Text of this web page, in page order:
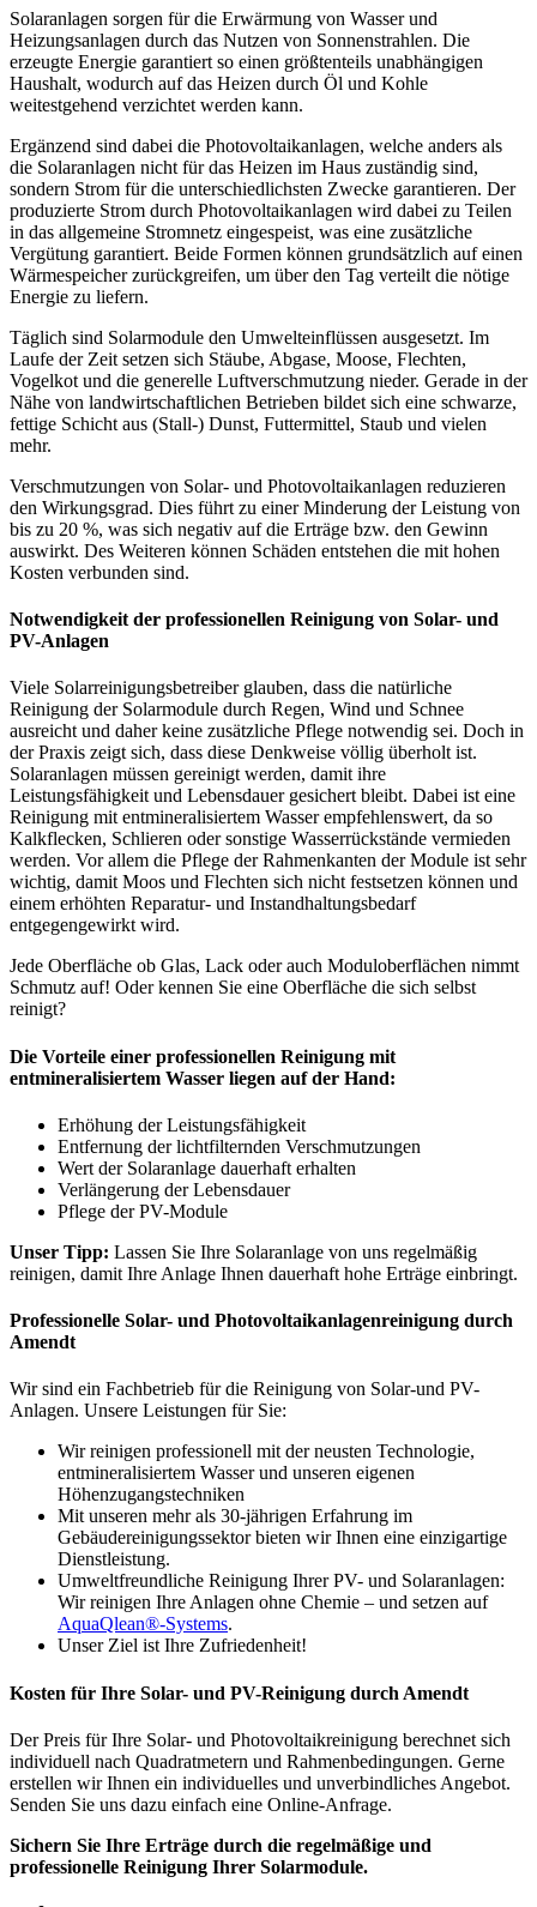
Solaranlagen sorgen für die Erwärmung von Wasser und
Heizungsanlagen durch das Nutzen von Sonnenstrahlen. Die
erzeugte Energie garantiert so einen größtenteils unabhängigen
Haushalt, wodurch auf das Heizen durch Öl und Kohle
weitestgehend verzichtet werden kann.
Ergänzend sind dabei die Photovoltaikanlagen, welche anders als
die Solaranlagen nicht für das Heizen im Haus zuständig sind,
sondern Strom für die unterschiedlichsten Zwecke garantieren. Der
produzierte Strom durch Photovoltaikanlagen wird dabei zu Teilen
in das allgemeine Stromnetz eingespeist, was eine zusätzliche
Vergütung garantiert. Beide Formen können grundsätzlich auf einen
Wärmespeicher zurückgreifen, um über den Tag verteilt die nötige
Energie zu liefern.
Täglich sind Solarmodule den Umwelteinflüssen ausgesetzt. Im
Laufe der Zeit setzen sich Stäube, Abgase, Moose, Flechten,
Vogelkot und die generelle Luftverschmutzung nieder. Gerade in der
Nähe von landwirtschaftlichen Betrieben bildet sich eine schwarze,
fettige Schicht aus (Stall-) Dunst, Futtermittel, Staub und vielen
mehr.
Verschmutzungen von Solar- und Photovoltaikanlagen reduzieren
den Wirkungsgrad. Dies führt zu einer Minderung der Leistung von
bis zu 20 %, was sich negativ auf die Erträge bzw. den Gewinn
auswirkt. Des Weiteren können Schäden entstehen die mit hohen
Kosten verbunden sind.
Notwendigkeit der professionellen Reinigung von Solar- und
PV-Anlagen
Viele Solarreinigungsbetreiber glauben, dass die natürliche
Reinigung der Solarmodule durch Regen, Wind und Schnee
ausreicht und daher keine zusätzliche Pflege notwendig sei. Doch in
der Praxis zeigt sich, dass diese Denkweise völlig überholt ist.
Solaranlagen müssen gereinigt werden, damit ihre
Leistungsfähigkeit und Lebensdauer gesichert bleibt. Dabei ist eine
Reinigung mit entmineralisiertem Wasser empfehlenswert, da so
Kalkflecken, Schlieren oder sonstige Wasserrückstände vermieden
werden. Vor allem die Pflege der Rahmenkanten der Module ist sehr
wichtig, damit Moos und Flechten sich nicht festsetzen können und
einem erhöhten Reparatur- und Instandhaltungsbedarf
entgegengewirkt wird.
Jede Oberfläche ob Glas, Lack oder auch Moduloberflächen nimmt
Schmutz auf! Oder kennen Sie eine Oberfläche die sich selbst
reinigt?
Die Vorteile einer professionellen Reinigung mit
entmineralisiertem Wasser liegen auf der Hand:
Erhöhung der Leistungsfähigkeit
Entfernung der lichtfilternden Verschmutzungen
Wert der Solaranlage dauerhaft erhalten
Verlängerung der Lebensdauer
Pflege der PV-Module
Unser Tipp: Lassen Sie Ihre Solaranlage von uns regelmäßig
reinigen, damit Ihre Anlage Ihnen dauerhaft hohe Erträge einbringt.
Professionelle Solar- und Photovoltaikanlagenreinigung durch
Amendt
Wir sind ein Fachbetrieb für die Reinigung von Solar-und PV-
Anlagen. Unsere Leistungen für Sie:
Wir reinigen professionell mit der neusten Technologie,
entmineralisiertem Wasser und unseren eigenen
Höhenzugangstechniken
Mit unseren mehr als 30-jährigen Erfahrung im
Gebäudereinigungssektor bieten wir Ihnen eine einzigartige
Dienstleistung.
Umweltfreundliche Reinigung Ihrer PV- und Solaranlagen:
Wir reinigen Ihre Anlagen ohne Chemie – und setzen auf
AquaQlean®-Systems.
Unser Ziel ist Ihre Zufriedenheit!
Kosten für Ihre Solar- und PV-Reinigung durch Amendt
Der Preis für Ihre Solar- und Photovoltaikreinigung berechnet sich
individuell nach Quadratmetern und Rahmenbedingungen. Gerne
erstellen wir Ihnen ein individuelles und unverbindliches Angebot.
Senden Sie uns dazu einfach eine Online-Anfrage.
Sichern Sie Ihre Erträge durch die regelmäßige und
professionelle Reinigung Ihrer Solarmodule.